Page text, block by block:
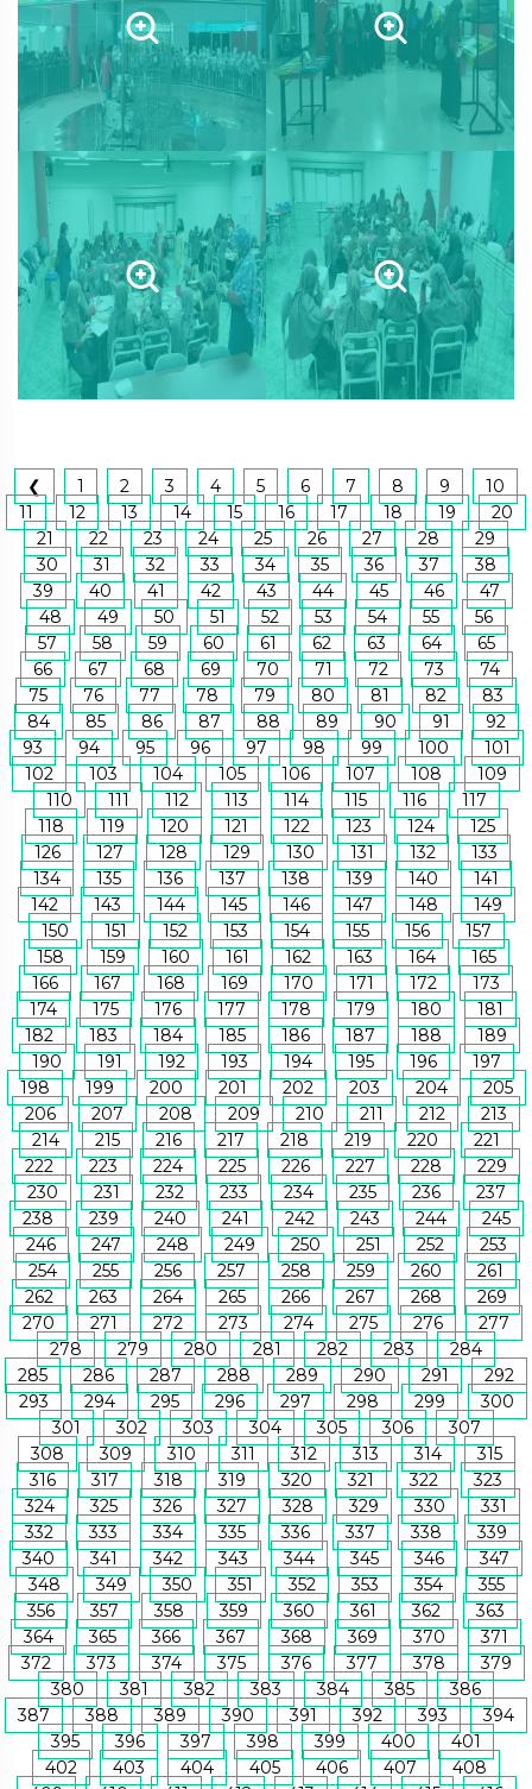
❮ 1 2 3 4 5 6 7 8 9
10
11
12 13 14 15 16 17 18 19
20
21
22 23 24 25 26 27 28
29
30
31 32 33 34 35 36 37
38
39
40 41 42 43 44 45 46
47
48
49 50 51 52 53 54 55
56
57
58 59 60 61 62 63 64
65
66
67 68 69 70 71 72 73
74
75
76 77 78 79 80 81 82
83
84
85 86 87 88 89 90 91
92
93
94 95 96 97 98 99 100
101
102
103 104 105 106 107 108
109
110
111 112 113 114 115 116
117
118
119 120 121 122 123 124
125
126
127 128 129 130 131 132
133
134
135 136 137 138 139 140
141
142
143 144 145 146 147 148
149
150
151 152 153 154 155 156
157
158
159 160 161 162 163 164
165
166
167 168 169 170 171 172
173
174
175 176 177 178 179 180
181
182
183 184 185 186 187 188
189
190
191 192 193 194 195 196
197
198
199 200 201 202 203 204
205
206
207 208 209 210 211 212
213
214
215 216 217 218 219 220
221
222
223 224 225 226 227 228
229
230
231 232 233 234 235 236
237
238
239 240 241 242 243 244
245
246
247 248 249 250 251 252
253
254
255 256 257 258 259 260
261
262
263 264 265 266 267 268
269
270
271 272 273 274 275 276
277
278
279 280 281 282 283
284
285
286 287 288 289 290 291
292
293
294 295 296 297 298 299
300
301
302 303 304 305 306
307
308
309 310 311 312 313 314
315
316
317 318 319 320 321 322
323
324
325 326 327 328 329 330
331
332
333 334 335 336 337 338
339
340
341 342 343 344 345 346
347
348
349 350 351 352 353 354
355
356
357 358 359 360 361 362
363
364
365 366 367 368 369 370
371
372
373 374 375 376 377 378
379
380
381 382 383 384 385
386
387
388 389 390 391 392 393
394
395
396 397 398 399 400
401
402
403 404 405 406 407
408